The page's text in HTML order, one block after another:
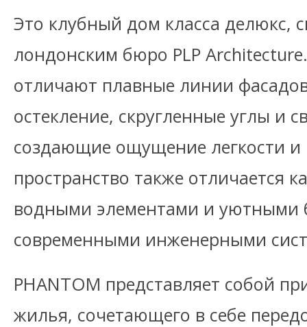
Это клубный дом класса делюкс,
лондонским бюро PLP
отличают плавные линии
остекление, скругленные углы и
создающие ощущение легкости и
пространство также отличается
водными элементами и уютными
современными инженерными
PHANTOM представляет собой
жилья, сочетающего в себе